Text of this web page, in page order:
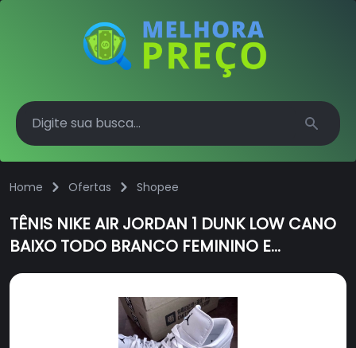
Search
Home Ofertas Shopee
TÊNIS NIKE AIR JORDAN 1 DUNK LOW CANO
BAIXO TODO BRANCO FEMININO E
MASCULINO CONFIRA !